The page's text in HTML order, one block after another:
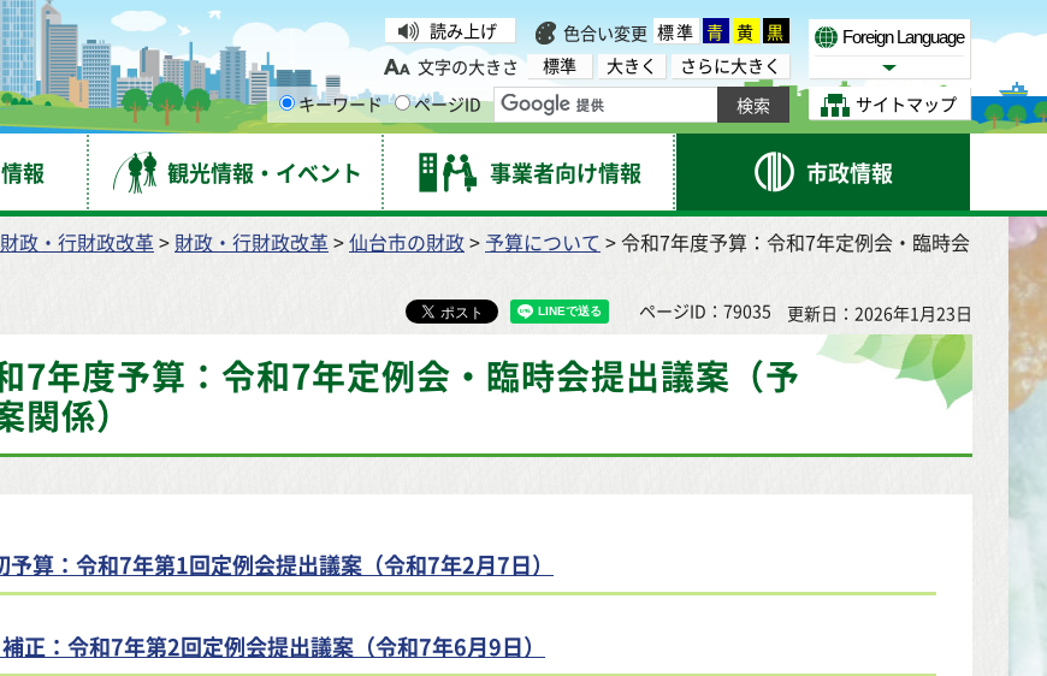
読み上げ 色合い変更 標準 青 黄 黒
文字の大きさ
標準 大きく
さらに大きく
キーワード
ページID
Foreign Language
Select Language
サイトマップ
報 観光情報・イベント 事業者向け情報 市政情報
財政・行財政改革> 財政・行財政改革>仙台市の財政> 予算について > 令和7年度予算：令和7年定例会・臨時会
ページID：79035 更新日：2026年1月23日
7年度予算：令和7年定例会・臨時会提出議案（予
関係）
予算：令和7年第1回定例会提出議案（令和7年2月7日）
正：令和7年第2回定例会提出議案（令和7年6月9日）